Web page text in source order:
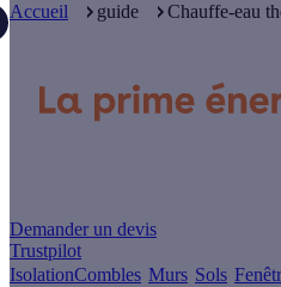
Accueil
guide Chauffe-eau
Demander un devis
Trustpilot
IsolationCombles Murs Sols